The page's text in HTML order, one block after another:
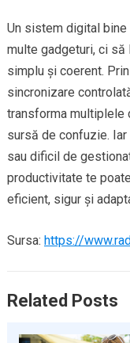
Un sistem digital bine
multe gadgeturi, ci
simplu și coerent.
sincronizare
transforma multiplele
sursă de confuzie.
sau dificil de
productivitate te
eficient, sigur și
Sursa: https://
Related Posts